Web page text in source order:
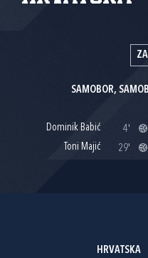
SAMOBOR,
Dominik Babić
4'
Toni Majić
29'
HRVATSKA